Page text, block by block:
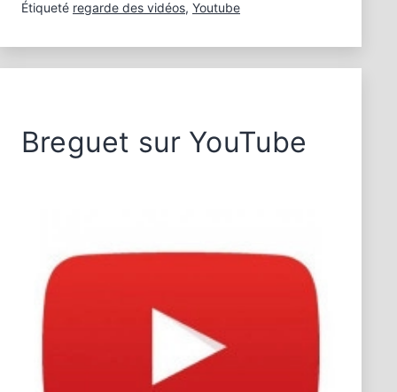
Étiqueté regarde des vidéos, Youtube
Breguet sur YouTube